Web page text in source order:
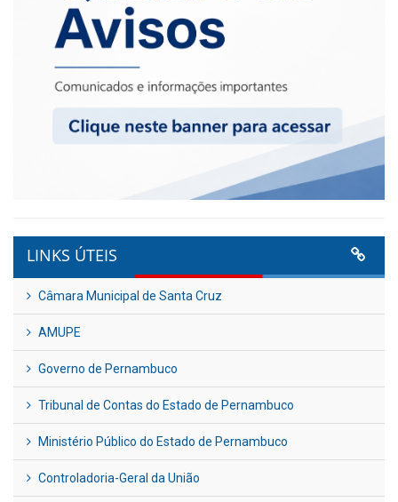
LINKS ÚTEIS
Câmara Municipal de Santa Cruz
AMUPE
Governo de Pernambuco
Tribunal de Contas do Estado de Pernambuco
Ministério Público do Estado de Pernambuco
Controladoria-Geral da União